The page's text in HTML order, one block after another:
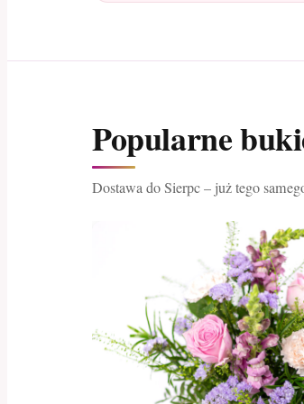
Popularne
Dostawa do Sierpc – już tego